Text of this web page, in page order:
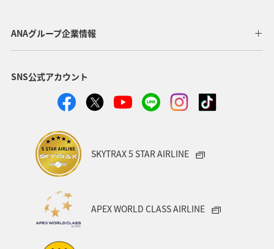
鹿児島県 飛行機 東京都 ライフ 仙台
関西地方 大分県
和歌山県 静岡県 ホテル
アオリイカ
ANAグループ企業情報
SNS公式アカウント
SKYTRAX 5 STAR AIRLINE
APEX WORLD CLASS AIRLINE